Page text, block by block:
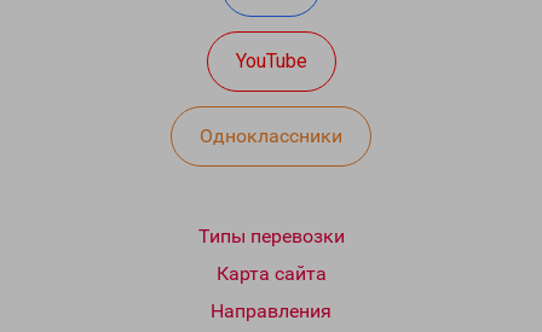
YouTube
Одноклассники
Типы перевозки
Карта сайта
Направления